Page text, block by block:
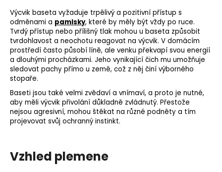
Výcvik baseta vyžaduje trpělivý a pozitivní přístup s
odměnami a pamlsky, které by měly být vždy po ruce.
Tvrdý přístup nebo přílišný tlak mohou u baseta způsobit
tvrdohlavost a neochotu reagovat na výcvik. V domácím
prostředí často působí líně, ale venku překvapí svou energií
a dlouhými procházkami. Jeho vynikající čich mu umožňuje
sledovat pachy přímo u země, což z něj činí výborného
stopaře.
Baseti jsou také velmi zvědaví a vnímaví, a proto je nutné,
aby měli výcvik přivolání důkladně zvládnutý. Přestože
nejsou agresivní, mohou štěkat na různé podněty a tím
projevovat svůj ochranný instinkt.
Vzhled plemene